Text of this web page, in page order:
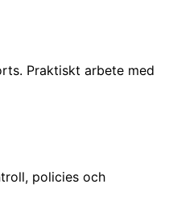
Praktiskt arbete med
policies och